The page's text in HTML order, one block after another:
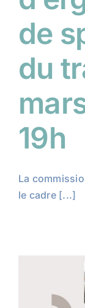
de
du
19h
La
le cadre [...]